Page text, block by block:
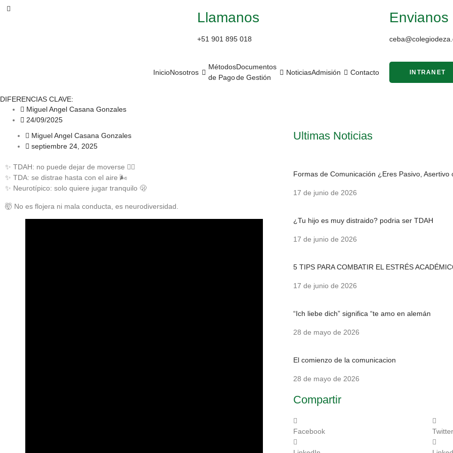
Llamanos
+51 901 895 018
Envianos
InicioNosotros
Métodos
de Pago
Documentos
de Gestión
NoticiasAdmisión Contacto INTRANET
DIFERENCIAS CLAVE:
Miguel Angel Casana Gonzales
24/09/2025
Miguel Angel Casana Gonzales
septiembre 24, 2025
✨ TDAH: no puede dejar de moverse 🏃‍♀
✨ TDA: se distrae hasta con el aire 🌬️
✨ Neurotípico: solo quiere jugar tranquilo 🫢
🤯 No es flojera ni mala conducta, es neurodiversidad.
Ultimas Noticias
Formas de Comunicación ¿Eres Pasivo, Asertivo
17 de junio de 2026
¿Tu hijo es muy distraido? podria ser TDAH
17 de junio de 2026
5 TIPS PARA COMBATIR EL ESTRÉS
17 de junio de 2026
“Ich liebe dich” significa “te amo en alemán
28 de mayo de 2026
El comienzo de la comunicacion
28 de mayo de 2026
Compartir
Facebook Twitter